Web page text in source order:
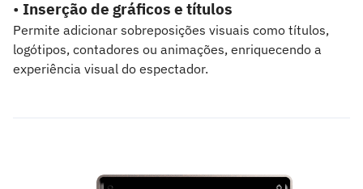
• Inserção de gráficos e títulos
Permite adicionar sobreposições visuais como títulos,
logótipos, contadores ou animações, enriquecendo a
experiência visual do espectador.